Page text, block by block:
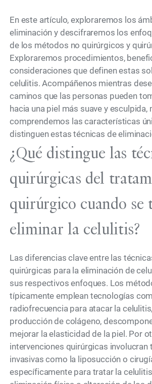
En este artículo, exploraremos los
eliminación y descifraremos los
de los métodos no quirúrgicos y
Exploraremos procedimientos,
consideraciones que definen estas
celulitis. Acompáñenos mientras
caminos que las personas pueden
hacia una piel más suave y esculpida,
comprendemos las características
distinguen estas técnicas de
¿Qué distingue las
quirúrgicas del
quirúrgico cuando se
eliminar la celulitis?
Las diferencias clave entre las
quirúrgicas para la eliminación de
sus respectivos enfoques. Los
típicamente emplean tecnologías
radiofrecuencia para atacar la
producción de colágeno,
mejorar la elasticidad de la piel. Por
intervenciones quirúrgicas involucran
invasivas como la liposucción o
específicamente para tratar la